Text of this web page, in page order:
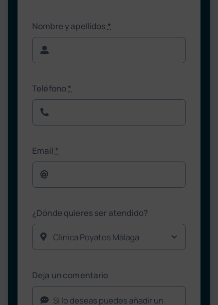
Nombre y apellidos *
Teléfono*
Email *
¿Dónde quieres ser atendido?
Deja un comentario